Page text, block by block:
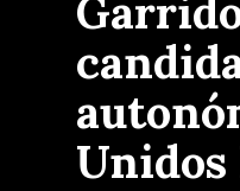
Unidos